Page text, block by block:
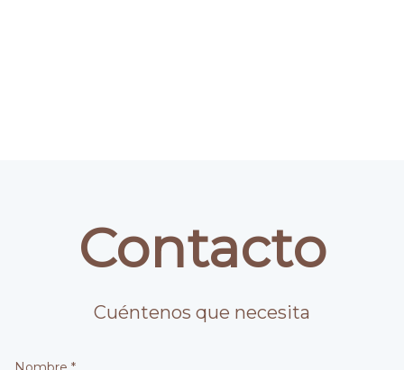
Contacto
Cuéntenos que necesita